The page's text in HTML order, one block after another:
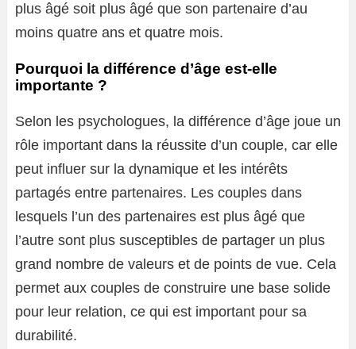
plus âgé soit plus âgé que son partenaire d’au
moins quatre ans et quatre mois.
Pourquoi la différence d’âge est-elle
importante ?
Selon les psychologues, la différence d’âge joue un
rôle important dans la réussite d’un couple, car elle
peut influer sur la dynamique et les intérêts
partagés entre partenaires. Les couples dans
lesquels l’un des partenaires est plus âgé que
l’autre sont plus susceptibles de partager un plus
grand nombre de valeurs et de points de vue. Cela
permet aux couples de construire une base solide
pour leur relation, ce qui est important pour sa
durabilité.